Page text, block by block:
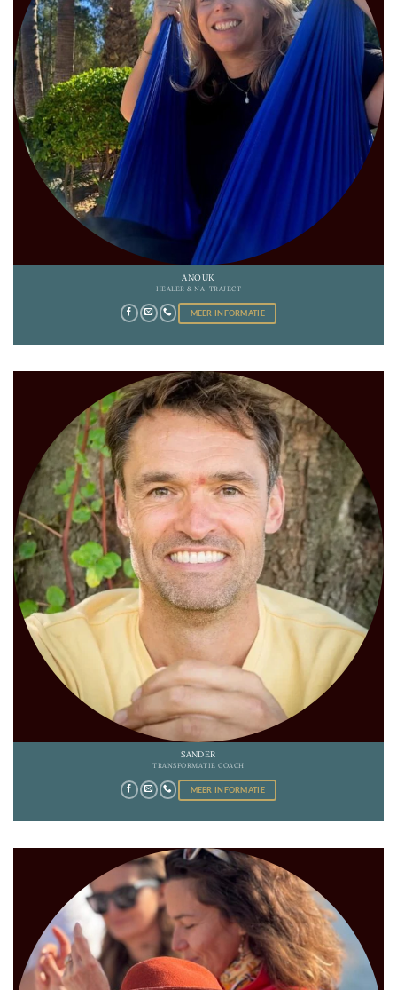
ANOUK
HEALER & NA-TRAJECT
MEER INFORMATIE
SANDER
TRANSFORMATIE COACH
MEER INFORMATIE